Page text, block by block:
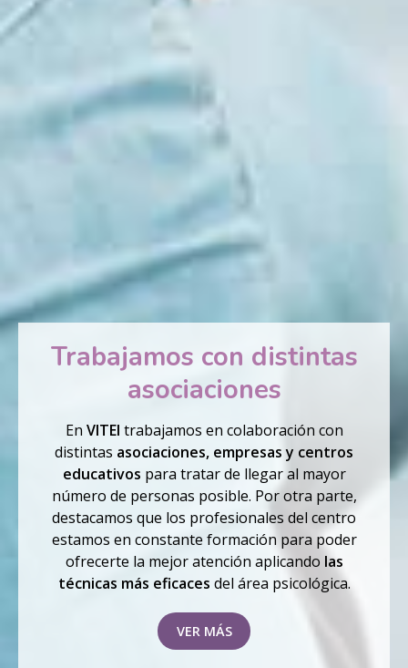
Trabajamos con distintas
asociaciones
En VITEI trabajamos en colaboración con
distintas asociaciones, empresas y centros
educativos para tratar de llegar al mayor
número de personas posible. Por otra parte,
destacamos que los profesionales del centro
estamos en constante formación para poder
ofrecerte la mejor atención aplicando las
técnicas más eficaces del área psicológica.
VER MÁS